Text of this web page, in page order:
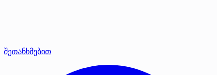
შეთანხმებით